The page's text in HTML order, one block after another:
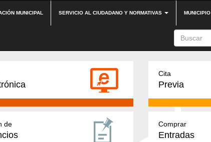
MUNICIPAL SERVICIO AL CIUDADANO Y NORMATIVAS MUNICIPIO
Cita
Previa
de Comprar
Entradas